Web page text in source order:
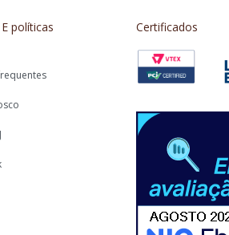
políticas Certificados